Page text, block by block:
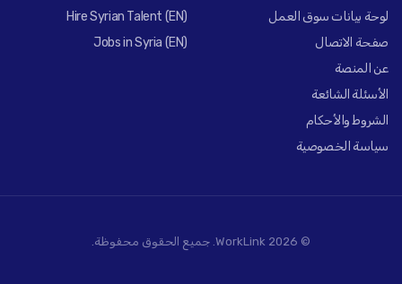
لوحة بيانات سوق العمل
صفحة الاتصال
عن المنصة
الأسئلة الشائعة
الشروط والأحكام
سياسة الخصوصية
Hire Syrian Talent (EN)
Jobs in Syria (EN)
© 2026 WorkLink. جميع الحقوق محفوظة.